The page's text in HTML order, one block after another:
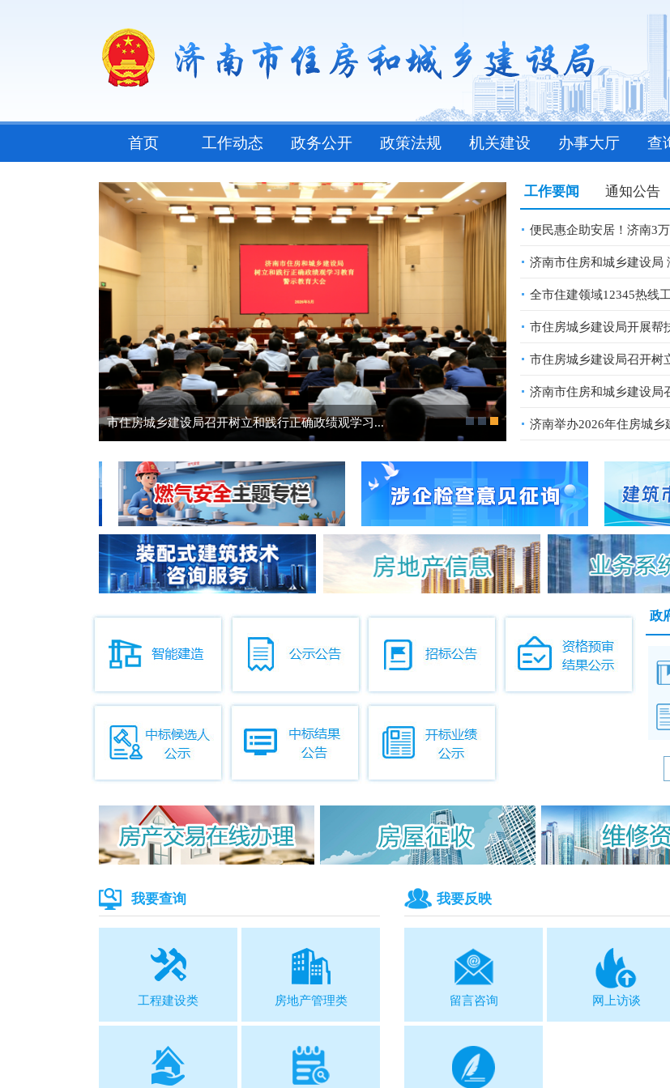
首页 工作动态 政务公开 政策法规 机关建设 办事大厅 查
市住房城乡建设局召开树立和践行正确政绩观学习...
工作要闻 通知公告
便民惠企助安居！济南3
济南市住房和城乡建设局
全市住建领域12345热线
市住房城乡建设局开展帮
市住房城乡建设局召开树
济南市住房和城乡建设局
济南举办2026年住房城
政
我要查询
工程建设类 房地产管理类
我要反映
留言咨询 网上访谈